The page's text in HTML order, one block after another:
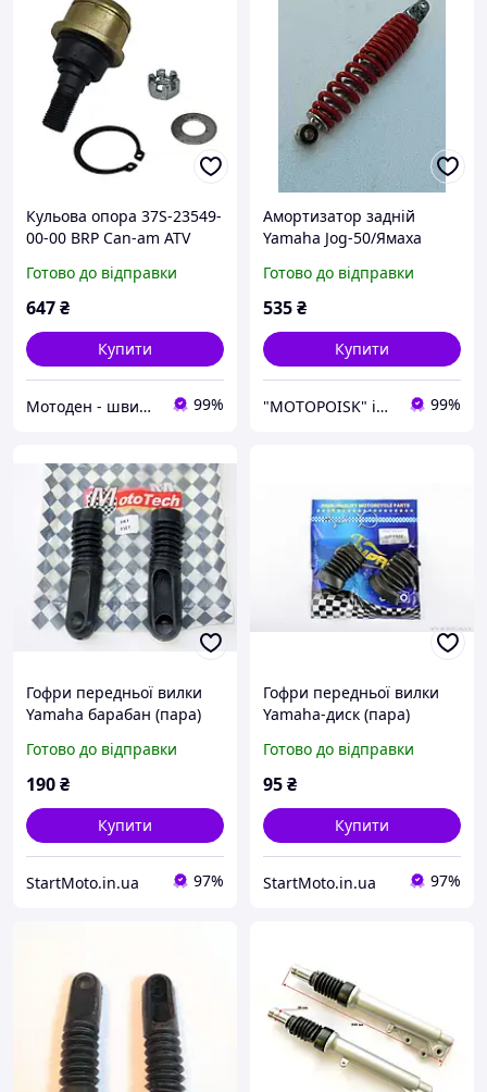
Кульова опора 37S-23549-
00-00 BRP Can-am ATV
Traxter, Honda, Arctic Cat,
CFMoto
Готово до відправки
647₴
Купити
Мотоден - швидко та надійно 99%
Амортизатор задній
Yamaha Jog-50/Ямаха
Готово до відправки
535₴
Купити
"MOTOPOISK" інтернет-магазин мотозапчастин та аксесуарів 99%
Гофри передньої вилки
Yamaha барабан (пара)
Готово до відправки
190₴
Купити
StartMoto.in.ua 97%
Гофри передньої вилки
Yamaha-диск (пара)
Готово до відправки
95₴
Купити
StartMoto.in.ua 97%